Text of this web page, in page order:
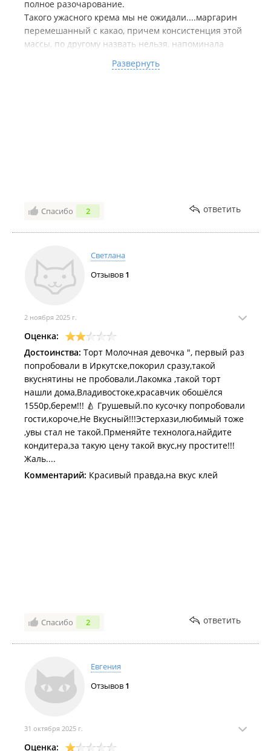
полное разочарование.
Такого ужасного крема мы не ожидали....маргарин
перемешанный с какао, причем консистенция этой
массы, по другому назвать нельзя, напоминала
сложно найти, и она ни чем не отличалась по вкусу,
Развернуть
Спасибо 2 ответить
Светлана
Отзывов 1
2 ноября 2025 г.
Оценка:
Достоинства: Торт Молочная девочка ", первый раз
попробовали в Иркутске,покорил сразу,такой
вкуснятины не пробовали.Лакомка ,такой торт
нашли дома,Владивостоке,красавчик обошёлся
1550р,берем!!! 🍐 Грушевый.по кусочку попробовали
гости,короче,Не Вкусный!!!Эстерхази,любимый тоже
,увы стал не такой.Прменяйте технолога,найдите
кондитера,за такую цену такой вкус,ну простите!!!
Жаль....
Комментарий: Красивый правда,на вкус клей
Спасибо 2 ответить
Евгения
Отзывов 1
31 октября 2025 г.
Оценка: